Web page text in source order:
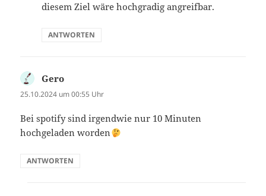
diesem Ziel wäre hochgradig angreifbar.
ANTWORTEN
Gero
25.10.2024 um 00:55 Uhr
Bei spotify sind irgendwie nur 10 Minuten
hochgeladen worden
ANTWORTEN